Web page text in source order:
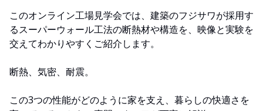
このオンライン工場見学会では、建築のフジサワが採用す
るスーパーウォール工法の断熱材や構造を、映像と実験を
交えてわかりやすくご紹介します。
断熱、気密、耐震。
この3つの性能がどのように家を支え、暮らしの快適さを